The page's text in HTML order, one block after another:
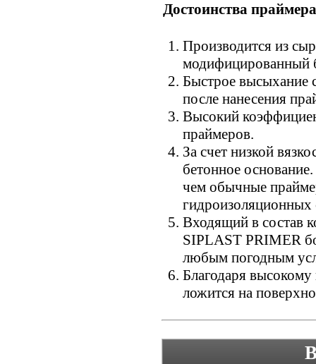
Достоинства
Производится из
модифицированный
Быстрое высыхание
после нанесения
Высокий
праймеров.
За счет низкой
бетонное
чем обычные
гидроизоляционных
Входящий в состав
SIPLAST PRIMER
любым погодным
Благодаря
ложится на